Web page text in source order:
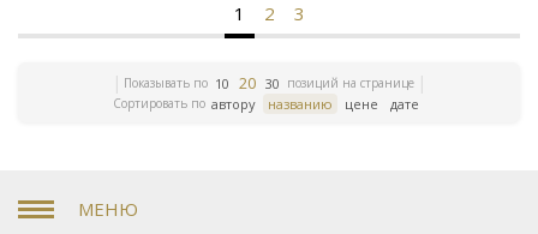
1 2 3
Показывать по 10 20 30 позиций на странице
Сортировать по автору названию цене дате